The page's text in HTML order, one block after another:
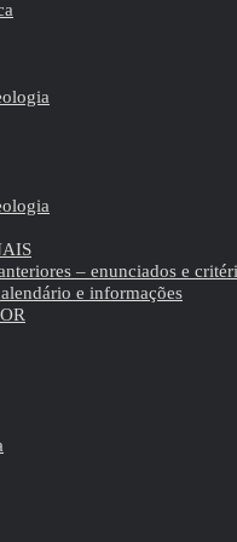
– enunciados e
e informações